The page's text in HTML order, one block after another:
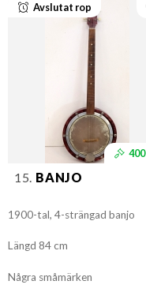
Avslutat rop
15. BANJO
1900-tal, 4-strängad banjo
Längd 84 cm
Några småmärken